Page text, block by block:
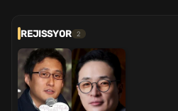
REJISSYOR 2